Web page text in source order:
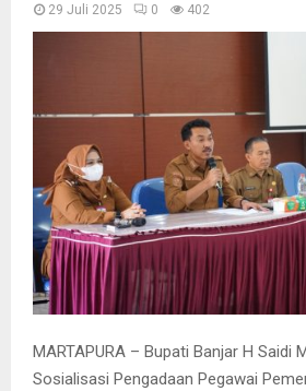
29 Juli 2025 0 402
MARTAPURA – Bupati Banjar H Saidi
Sosialisasi Pengadaan Pegawai